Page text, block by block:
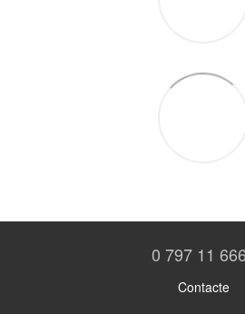
0 797 11 666
Contacte